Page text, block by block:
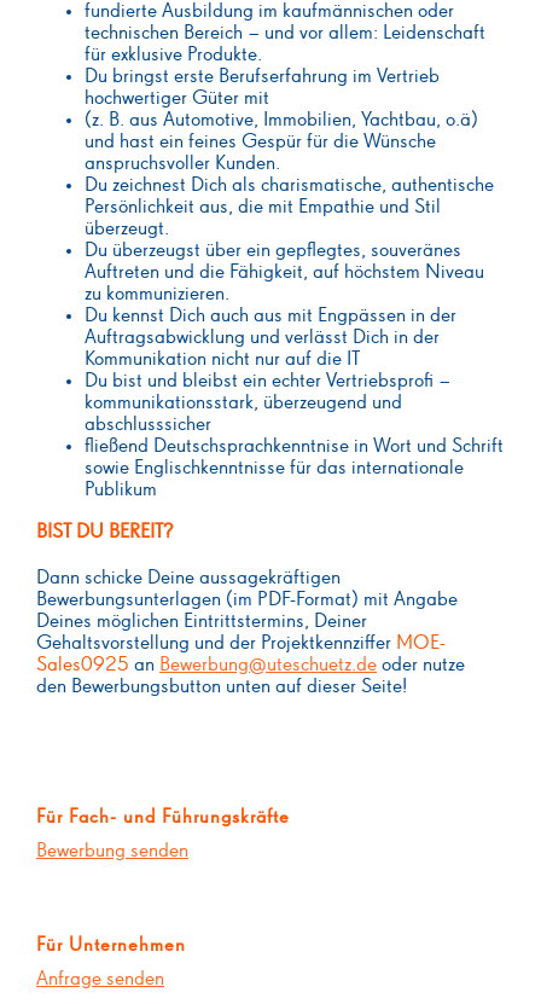
fundierte Ausbildung im kaufmännischen oder
technischen Bereich – und vor allem: Leidenschaft
für exklusive Produkte.
Du bringst erste Berufserfahrung im Vertrieb
hochwertiger Güter mit
(z. B. aus Automotive, Immobilien, Yachtbau, o.ä)
und hast ein feines Gespür für die Wünsche
anspruchsvoller Kunden.
Du zeichnest Dich als charismatische, authentische
Persönlichkeit aus, die mit Empathie und Stil
überzeugt.
Du überzeugst über ein gepflegtes, souveränes
Auftreten und die Fähigkeit, auf höchstem Niveau
zu kommunizieren.
Du kennst Dich auch aus mit Engpässen in der
Auftragsabwicklung und verlässt Dich in der
Kommunikation nicht nur auf die IT
Du bist und bleibst ein echter Vertriebsprofi –
kommunikationsstark, überzeugend und
abschlusssicher
fließend Deutschsprachkenntnise in Wort und Schrift
sowie Englischkenntnisse für das internationale
Publikum
BIST DU BEREIT?
Dann schicke Deine aussagekräftigen
Bewerbungsunterlagen (im PDF-Format) mit Angabe
Deines möglichen Eintrittstermins, Deiner
Gehaltsvorstellung und der Projektkennziffer MOE-
Sales0925 an Bewerbung@uteschuetz.de oder nutze
den Bewerbungsbutton unten auf dieser Seite!
Für Fach- und Führungskräfte
Bewerbung senden
Für Unternehmen
Anfrage senden